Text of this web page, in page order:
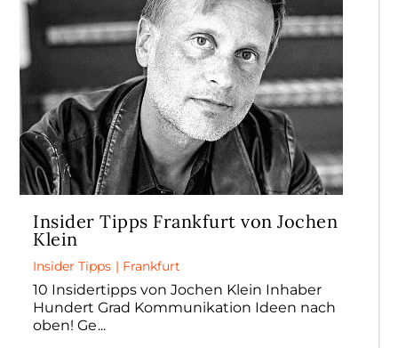
Insider Tipps Frankfurt von Jochen
Klein
Insider Tipps | Frankfurt
10 Insidertipps von Jochen Klein Inhaber
Hundert Grad Kommunikation Ideen nach
oben! Ge